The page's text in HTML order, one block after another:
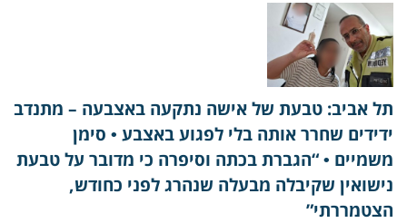
תל אביב: טבעת של אישה נתקעה באצבעה – מתנדב
ידידים שחרר אותה בלי לפגוע באצבע • סימן
משמיים • “הגברת בכתה וסיפרה כי מדובר על טבעת
נישואין שקיבלה מבעלה שנהרג לפני כחודש,
הצטמררתי”